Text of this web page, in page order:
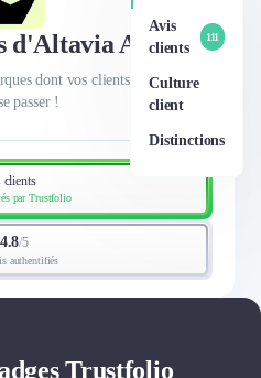
Avis
clients
111
Culture
client
Distinctions
d'Altavia AURA
dont vos clients ne peuvent
passer !
clients
par Trustfolio
4.8/5
authentifiés
Trustfolio